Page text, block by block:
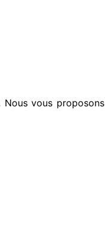
Nous vous proposons